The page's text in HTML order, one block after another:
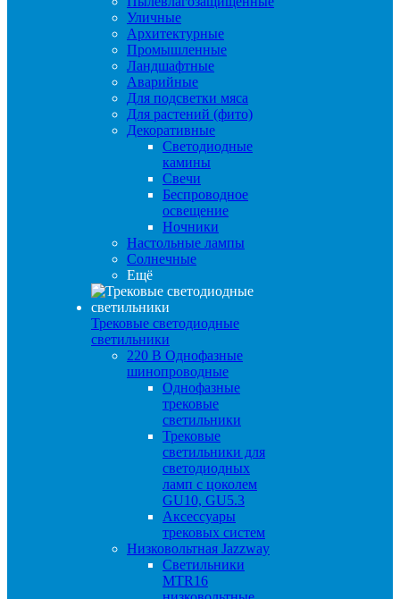
Уличные
Архитектурные
Промышленные
Ландшафтные
Аварийные
Для подсветки мяса
Для растений (фито)
Декоративные
Светодиодные
камины
Свечи
Беспроводное
освещение
Ночники
Настольные лампы
Солнечные
Ещё
Трековые светодиодные
светильники
220 B Однофазные
шинопроводные
Однофазные
трековые
светильники
Трековые
светильники для
светодиодных
ламп с цоколем
GU10, GU5.3
Аксессуары
трековых систем
Низковольтная Jazzway
Светильники
MTR16